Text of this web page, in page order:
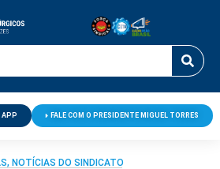
APP FALE COM O PRESIDENTE MIGUEL TORRES
, NOTÍCIAS DO SINDICATO